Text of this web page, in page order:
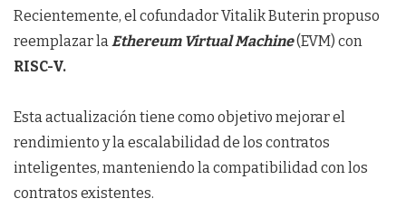
Recientemente, el cofundador Vitalik Buterin propuso
reemplazar la Ethereum Virtual Machine(EVM) con
RISC-V.
Esta actualización tiene como objetivo mejorar el
rendimiento y la escalabilidad de los contratos
inteligentes, manteniendo la compatibilidad con los
contratos existentes.